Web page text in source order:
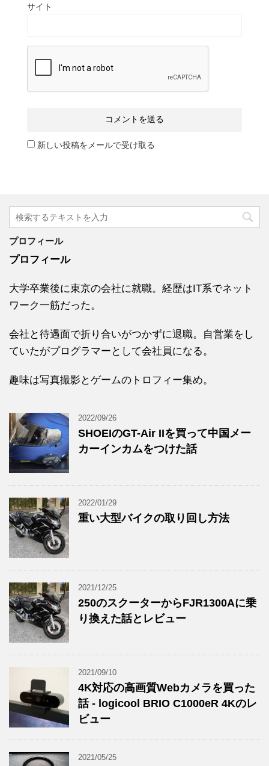
サイト
新しい投稿をメールで受け取る
プロフィール
プロフィール
大学卒業後に東京の会社に就職。経歴はIT系でネット
ワーク一筋だった。
会社と待遇面で折り合いがつかずに退職。自営業をし
ていたがプログラマーとして会社員になる。
趣味は写真撮影とゲームのトロフィー集め。
2022/09/26
SHOEIのGT-Air IIを買って中国メー
カーインカムをつけた話
2022/01/29
重い大型バイクの取り回し方法
2021/12/25
250のスクーターからFJR1300Aに乗
り換えた話とレビュー
2021/09/10
4K対応の高画質Webカメラを買った
話 - logicool BRIO C1000eR 4Kのレ
ビュー
2021/05/25